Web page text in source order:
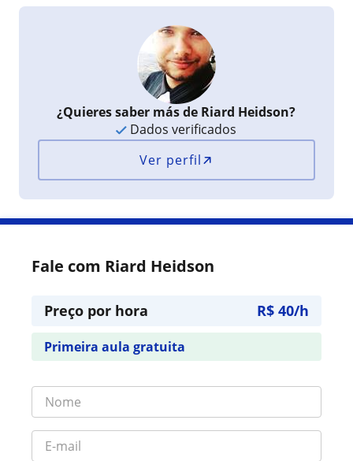
¿Quieres saber más de Riard Heidson?
Dados verificados
Ver perfil
Fale com Riard Heidson
Preço por hora R$ 40/h
Primeira aula gratuita